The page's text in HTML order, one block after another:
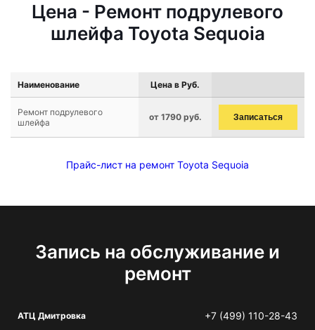
Цена - Ремонт подрулевого
шлейфа Toyota Sequoia
Наименование Цена в Руб.
Ремонт подрулевого
шлейфа
от 1790 руб. Записаться
Прайс-лист на ремонт Toyota Sequoia
Запись на обслуживание и
ремонт
АТЦ Дмитровка +7 (499) 110-28-43